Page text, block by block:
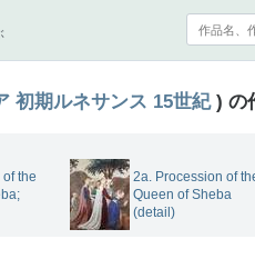
初期ルネサンス 15世紀) の
the
2a. Procession of
Queen of Sheba
(detail)